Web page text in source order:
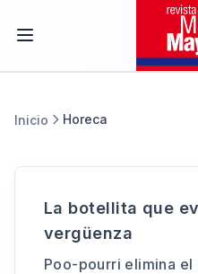
Inicio Horeca
La botellita que
vergüenza
Poo-pourri elimina el